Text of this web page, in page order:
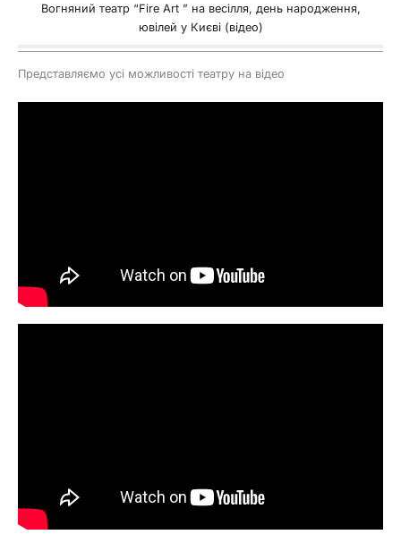
Вогняний театр “Fire Art ” на весілля, день народження,
ювілей у Києві (відео)
Представляємо усі можливості театру на відео